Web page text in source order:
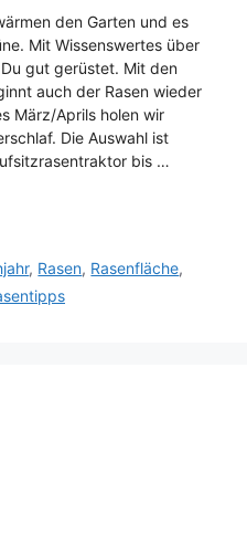
den Garten und es
Mit Wissenswertes über
gut gerüstet. Mit den
auch der Rasen wieder
März/Aprils holen wir
Die Auswahl ist
bis …
, Rasen, Rasenfläche,